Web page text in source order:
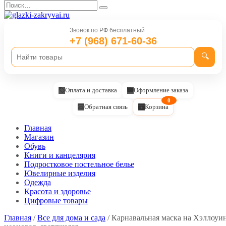
Перейти
к
содержанию
Search
for:
Звонок по РФ бесплатный
+7 (968) 671-60-36
🔍
Оплата и доставка Оформление заказа
Обратная связь Корзина
0
Главная
Магазин
Обувь
Книги и канцелярия
Подростковое постельное белье
Ювелирные изделия
Одежда
Красота и здоровье
Цифровые товары
Главная /Все для дома и сада / Карнавальная маска на